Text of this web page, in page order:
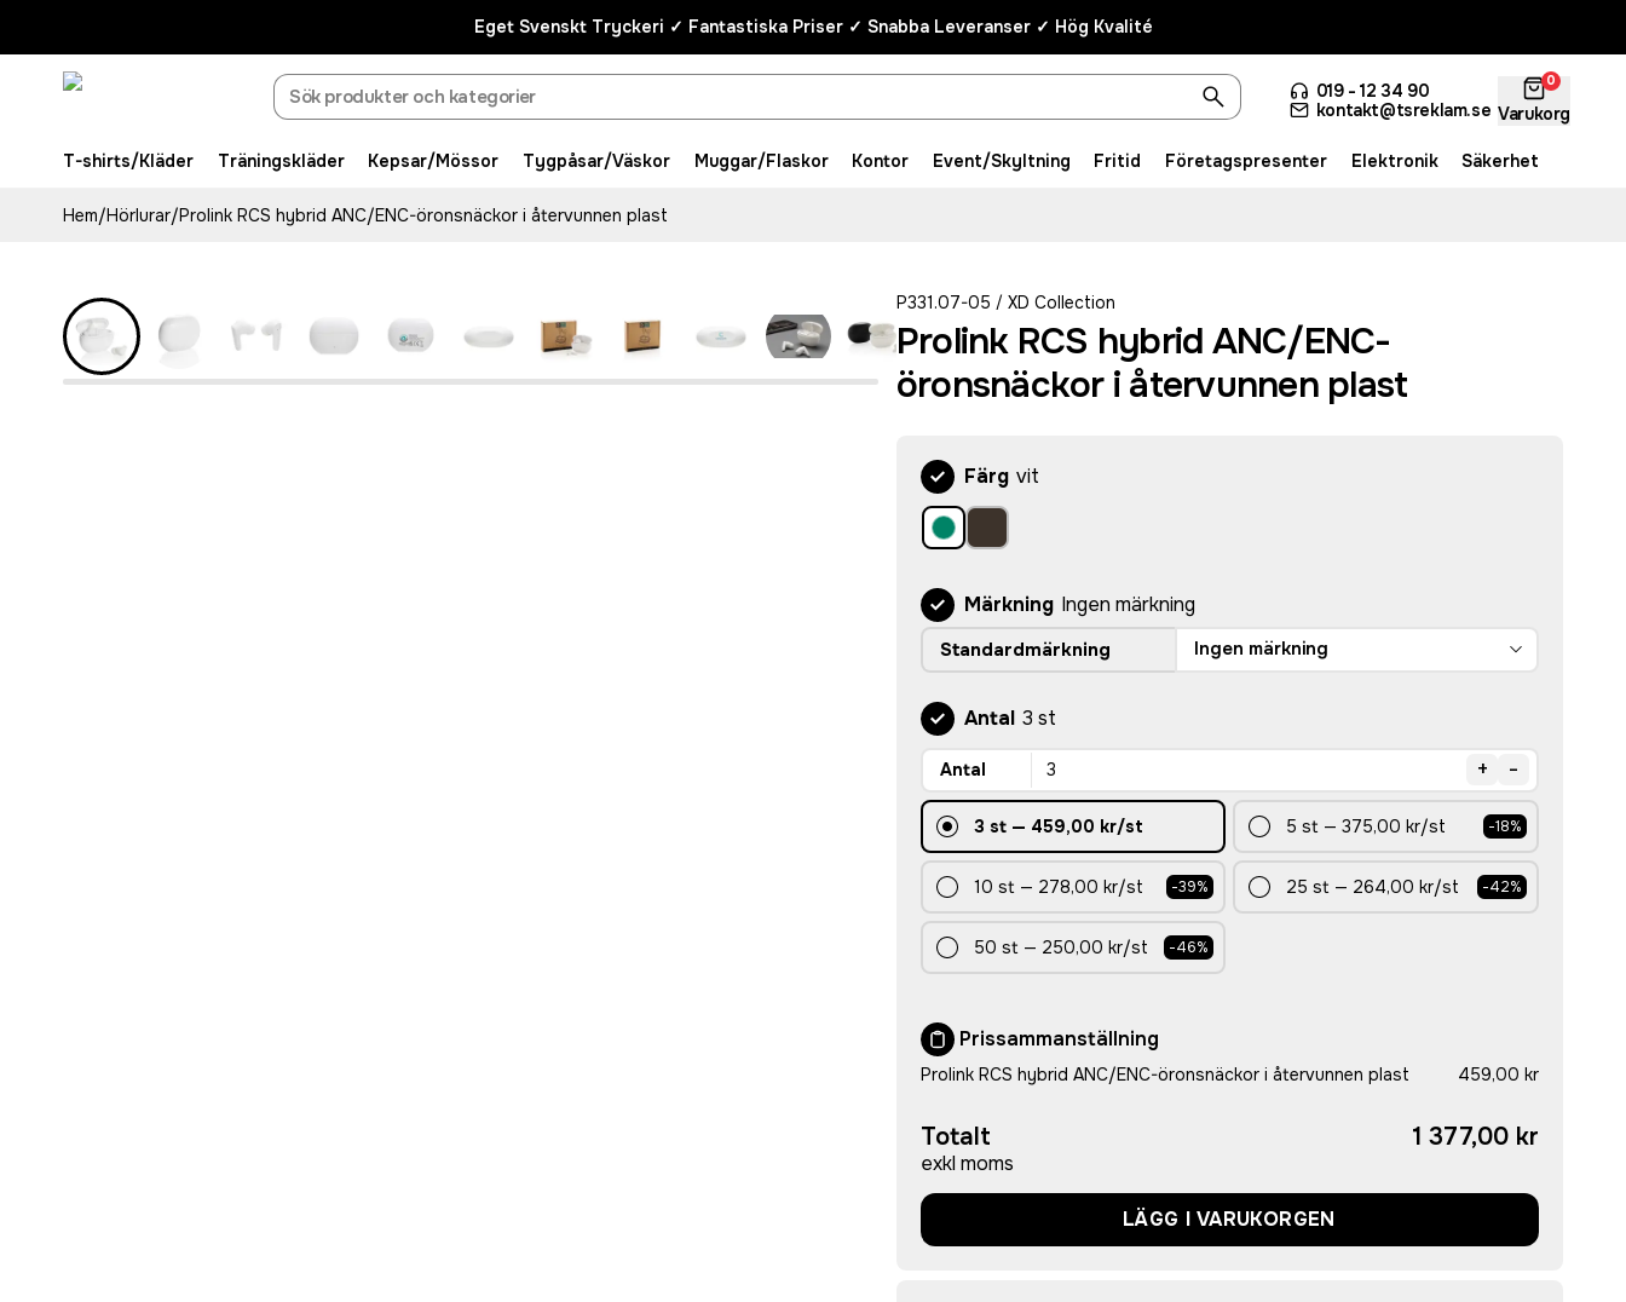
Eget Svenskt Tryckeri ✓ Fantastiska Priser ✓ Snabba Leveranser ✓ Hög Kvalité
019 - 12 34 90
kontakt@tsreklam.se
0
Varukorg
T-shirts/Kläder Träningskläder Kepsar/Mössor Tygpåsar/Väskor Muggar/Flaskor Kontor Event/Skyltning Fritid Företagspresenter Elektronik Säkerhet
Hem/Hörlurar/Prolink RCS hybrid ANC/ENC-öronsnäckor i återvunnen plast
P331.07-05 / XD Collection
Prolink RCS hybrid ANC/ENC-
öronsnäckor i återvunnen plast
Färg vit
Märkning Ingen märkning
Standardmärkning Ingen märkning
Antal 3 st
Antal + -
3 st— 459,00 kr/st 5 st —375,00 kr/st -18%
10 st — 278,00 kr/st -39% 25 st — 264,00 kr/st -42%
50 st — 250,00 kr/st -46%
Prissammanställning
Prolink RCS hybrid ANC/ENC-öronsnäckor i återvunnen plast 459,00 kr
Totalt
exkl moms
1 377,00 kr
LÄGG I VARUKORGEN